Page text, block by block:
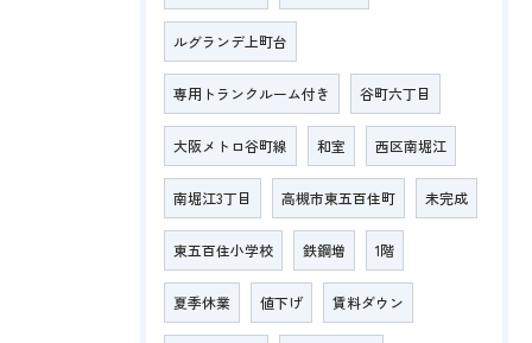
ルグランデ上町台
専用トランクルーム付き 谷町六丁目
大阪メトロ谷町線 和室 西区南堀江
南堀江3丁目 高槻市東五百住町 未完成
東五百住小学校 鉄鋼増 1階
夏季休業 値下げ 賃料ダウン